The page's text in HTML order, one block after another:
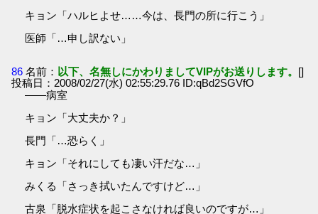
キョン「ハルヒよせ……今は、長門の所に行こう」
医師「…申し訳ない」
86 名前： 以下、名無しにかわりましてVIPがお送りします。 []
投稿日：2008/02/27(水) 02:55:29.76 ID:qBd2SGVfO
――病室
キョン「大丈夫か？」
長門「…恐らく」
キョン「それにしても凄い汗だな…」
みくる「さっき拭いたんですけど…」
古泉「脱水症状を起こさなければ良いのですが…」